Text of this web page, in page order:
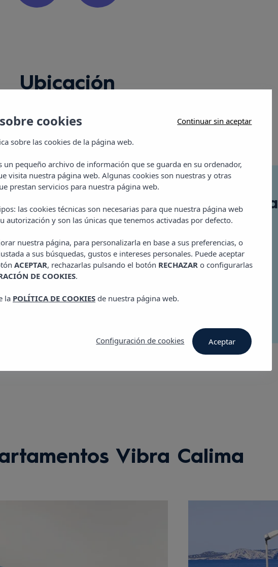
Ubicación
Apartamentos Vibra Calima
E: calima@vibrahotels.com
T: +34 971 34 39 54
Ver zonas
Vibra Calima
cookies Continuar sin aceptar
sobre las cookies de la página web.
pequeño archivo de información que se guarda en su ordenador,
visita nuestra página web. Algunas cookies son nuestras y otras
prestan servicios para nuestra página web.
las cookies técnicas son necesarias para que nuestra página web
autorización y son las únicas que tenemos activadas por defecto.
nuestra página, para personalizarla en base a sus preferencias, o
a sus búsquedas, gustos e intereses personales. Puede aceptar
ACEPTAR, rechazarlas pulsando el botón RECHAZARo configurarlas
DE COOKIES.
la POLÍTICA DE COOKIESde nuestra página web.
Configuración de cookies Aceptar